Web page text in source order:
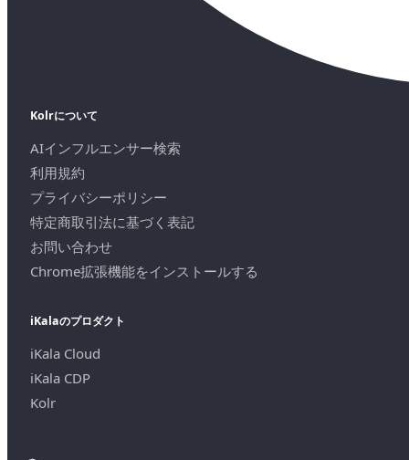
Kolrについて
AIインフルエンサー検索
利用規約
プライバシーポリシー
特定商取引法に基づく表記
お問い合わせ
Chrome拡張機能をインストールする
iKalaのプロダクト
iKala Cloud
iKala CDP
Kolr